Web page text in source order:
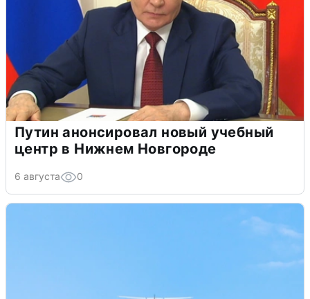
Путин анонсировал новый учебный
центр в Нижнем Новгороде
6 августа 0